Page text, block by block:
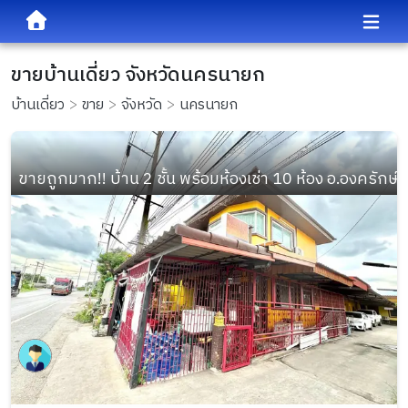
ขายบ้านเดี่ยว จังหวัดนครนายก
บ้านเดี่ยว ขาย จังหวัด นครนายก
ขายถูกมาก!! บ้าน 2 ชั้น พร้อมห้องเช่า 10 ห้อง อ.องครัก